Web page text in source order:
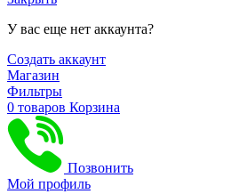
У вас еще нет аккаунта?
Создать аккаунт
Магазин
Фильтры
0 товаров Корзина
Позвонить
Мой профиль